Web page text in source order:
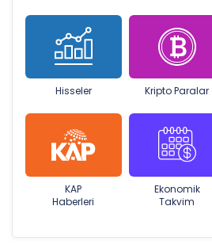
Hisseler Kripto Paralar
KAP
Haberleri
Ekonomik
Takvim